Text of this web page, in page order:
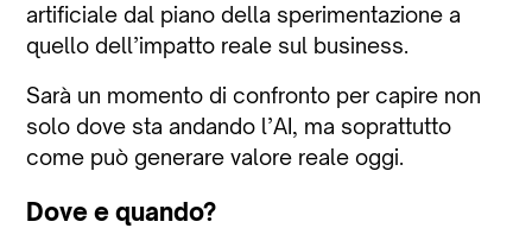
artificiale dal piano della sperimentazione a
quello dell’impatto reale sul business.
Sarà un momento di confronto per capire non
solo dove sta andando l’AI, ma soprattutto
come può generare valore reale oggi.
Dove e quando?